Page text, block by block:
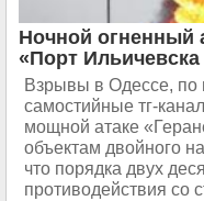
Ночной огненный
«Порт
Взрывы в Одессе, по
самостийные тг-
мощной атаке
объектам двойного
что порядка двух
противодействия со